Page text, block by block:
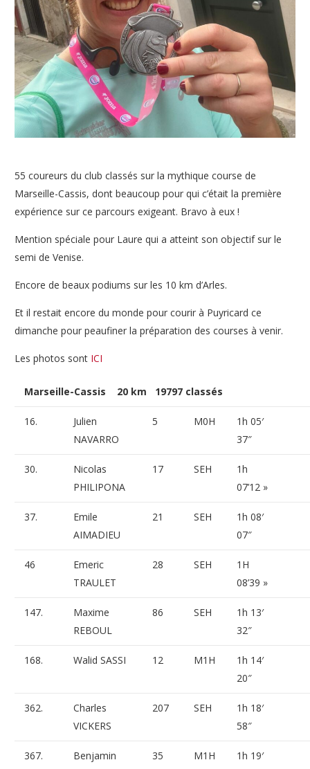
55 coureurs du club classés sur la mythique course de
Marseille-Cassis, dont beaucoup pour qui c’était la première
expérience sur ce parcours exigeant. Bravo à eux !
Mention spéciale pour Laure qui a atteint son objectif sur le
semi de Venise.
Encore de beaux podiums sur les 10 km d’Arles.
Et il restait encore du monde pour courir à Puyricard ce
dimanche pour peaufiner la préparation des courses à venir.
Les photos sont ICI
Marseille-Cassis 20 km 19797 classés
16.
Julien
NAVARRO
5 M0H
1h 05′
37″
30.
Nicolas
PHILIPONA
17 SEH
1h
07’12 »
37.
Emile
AIMADIEU
21 SEH
1h 08′
07″
46
Emeric
TRAULET
28 SEH
1H
08’39 »
147.
Maxime
REBOUL
86 SEH
1h 13′
32″
168. Walid SASSI 12 M1H
1h 14′
20″
362.
Charles
VICKERS
207 SEH
1h 18′
58″
367.
Benjamin
35 M1H
1h 19′